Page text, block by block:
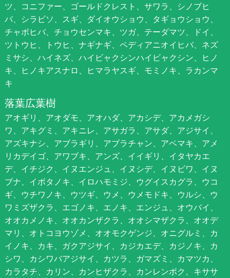
ツ、コニファー、ゴールドクレスト、サワラ、シノブヒ
バ、シラビソ、スギ、ダイオウショウ、タギョウショウ、
チャボヒバ、チョウセンマキ、ツガ、テーダマツ、ドイ、
ツトウヒ、トウヒ、ナギナギ、ペディアニオイヒバ、ネズ
ミサシ、ハイネズ、ハイビャクシンハイビャクシン、ヒノ
キ、ヒノキアスナロ、ヒマラヤスギ、モミノキ、ラカンマ
キ
落葉広葉樹
アオギリ、アオダモ、アオハダ、アカシデ、アカメガシ
ワ、アキグミ、アキニレ、アサガラ、アサダ、アジサイ、
アズキナシ、アブラギリ、アブラチャン、アベマキ、アメ
リカデイゴ、アワブキ、アンズ、イイギリ、イタヤカエ
デ、イチジク、イヌエンジュ、イヌシデ、イヌビワ、イヌ
ブナ、イボタノキ、イロハモミジ、ウグイスカグラ、ウコ
ギ、ウチワノキ、ウツギ、ウメ、ウメモドキ、ウルシ、ウ
ワミズザクラ、エゴノキ、エノキ、エンジュ、オウバイ、
オオカメノキ、オオカンザクラ、オオシマザクラ、オオデ
マリ、オトコヨウゾメ、オオモクゲンジ、オニグルミ、カ
イノキ、カキ、ガクアジサイ、カジカエデ、カジノキ、カ
シワ、カシワバアジサイ、カツラ、ガマズミ、カマツカ、
カラタチ、カリン、カンヒザクラ、カンレンボク、キササ